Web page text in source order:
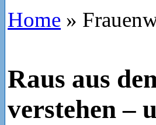
Home »
Raus aus
verstehen –